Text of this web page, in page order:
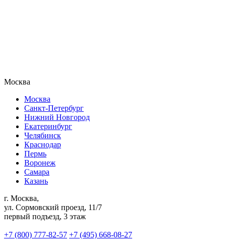
Москва
Москва
Санкт-Петербург
Нижний Новгород
Екатеринбург
Челябинск
Краснодар
Пермь
Воронеж
Самара
Казань
г. Москва,
ул. Сормовский проезд, 11/7
первый подъезд, 3 этаж
+7 (800) 777-82-57 +7 (495) 668-08-27